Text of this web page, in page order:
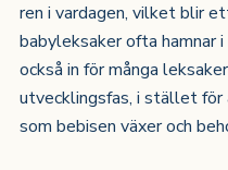
ren i vardagen, vilket blir
babyleksaker ofta hamnar
också in för många
utvecklingsfas, i stället
som bebisen växer och